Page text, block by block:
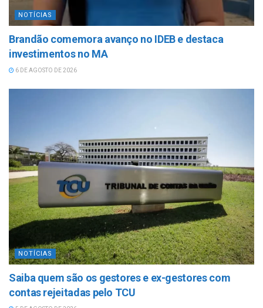
NOTÍCIAS
Brandão comemora avanço no IDEB e destaca
investimentos no MA
6 DE AGOSTO DE 2026
NOTÍCIAS
Saiba quem são os gestores e ex-gestores com
contas rejeitadas pelo TCU